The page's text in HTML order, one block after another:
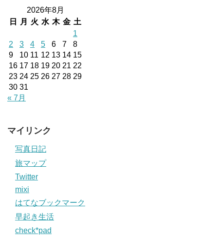
2026年8月
日
月 火 水 木 金 土
1
2
3 4 5 6 7
8
9
10 11 12 13 14 15
16 17 18 19 20 21 22
23 24 25 26 27 28 29
30 31
« 7月
マイリンク
写真日記
旅マップ
Twitter
mixi
はてなブックマーク
早起き生活
check*pad